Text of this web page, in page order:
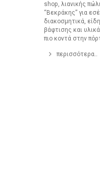
shop, λιανικής
“Βεκράκης” για
διακοσμητικά,
βάφτισης και
πιο κοντά στην
περισσότερα..